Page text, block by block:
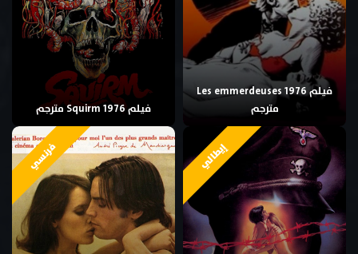
فيلم Les emmerdeuses 1976
مترجم
فيلم Squirm 1976 مترجم
إيطالي فرنسي